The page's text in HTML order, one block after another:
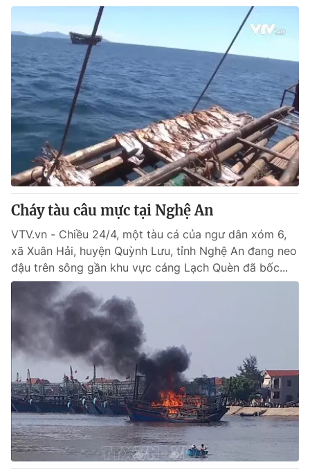
Liên hệ quảng cáo:024-7300.7108
® Cấm sao chép dưới mọi hình thức nếu không có sự chấp
thuận bằng văn bản. Ghi rõ nguồn VTV.vn khi phát hành lại
thông tin từ website này.
Cháy tàu câu mực tại Nghệ An
VTV.vn - Chiều 24/4, một tàu cá của ngư dân xóm 6,
xã Xuân Hải, huyện Quỳnh Lưu, tỉnh Nghệ An đang neo
đậu trên sông gần khu vực cảng Lạch Quèn đã bốc...